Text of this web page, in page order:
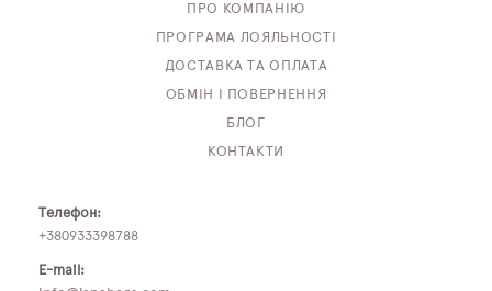
ПРО КОМПАНІЮ
ПРОГРАМА ЛОЯЛЬНОСТІ
ДОСТАВКА ТА ОПЛАТА
ОБМІН І ПОВЕРНЕННЯ
БЛОГ
КОНТАКТИ
Телефон:
+380933398788
E-mail: